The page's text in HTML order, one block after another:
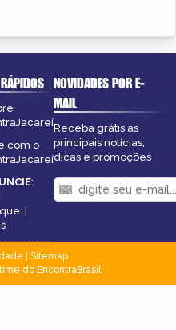
com o
:
NOVIDADES POR E-
MAIL
Receba grátis as
principais notícias,
dicas e promoções
Sitemap
do EncontraBrasil